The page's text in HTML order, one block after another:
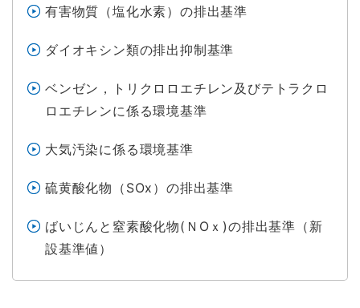
有害物質（塩化水素）の排出基準
ダイオキシン類の排出抑制基準
ベンゼン，トリクロロエチレン及びテトラクロ
ロエチレンに係る環境基準
大気汚染に係る環境基準
硫黄酸化物（SOx）の排出基準
ばいじんと窒素酸化物(ＮOｘ)の排出基準（新
設基準値）